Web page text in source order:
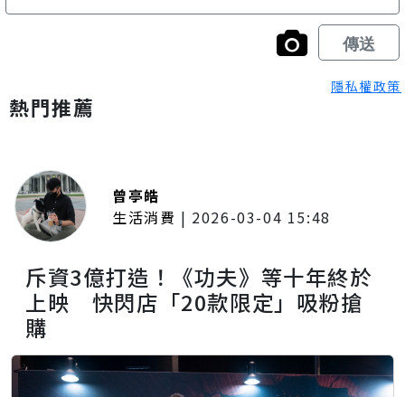
隱私權政策
熱門推薦
曾亭皓
生活消費 | 2026-03-04 15:48
斥資3億打造！《功夫》等十年終於
上映 快閃店「20款限定」吸粉搶
購